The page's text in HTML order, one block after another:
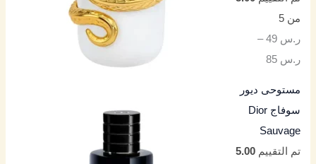
من 5
ر.س 49
–
ر.س 85
مستوحى ديور
سوفاج Dior
Sauvage
تم التقييم5.00